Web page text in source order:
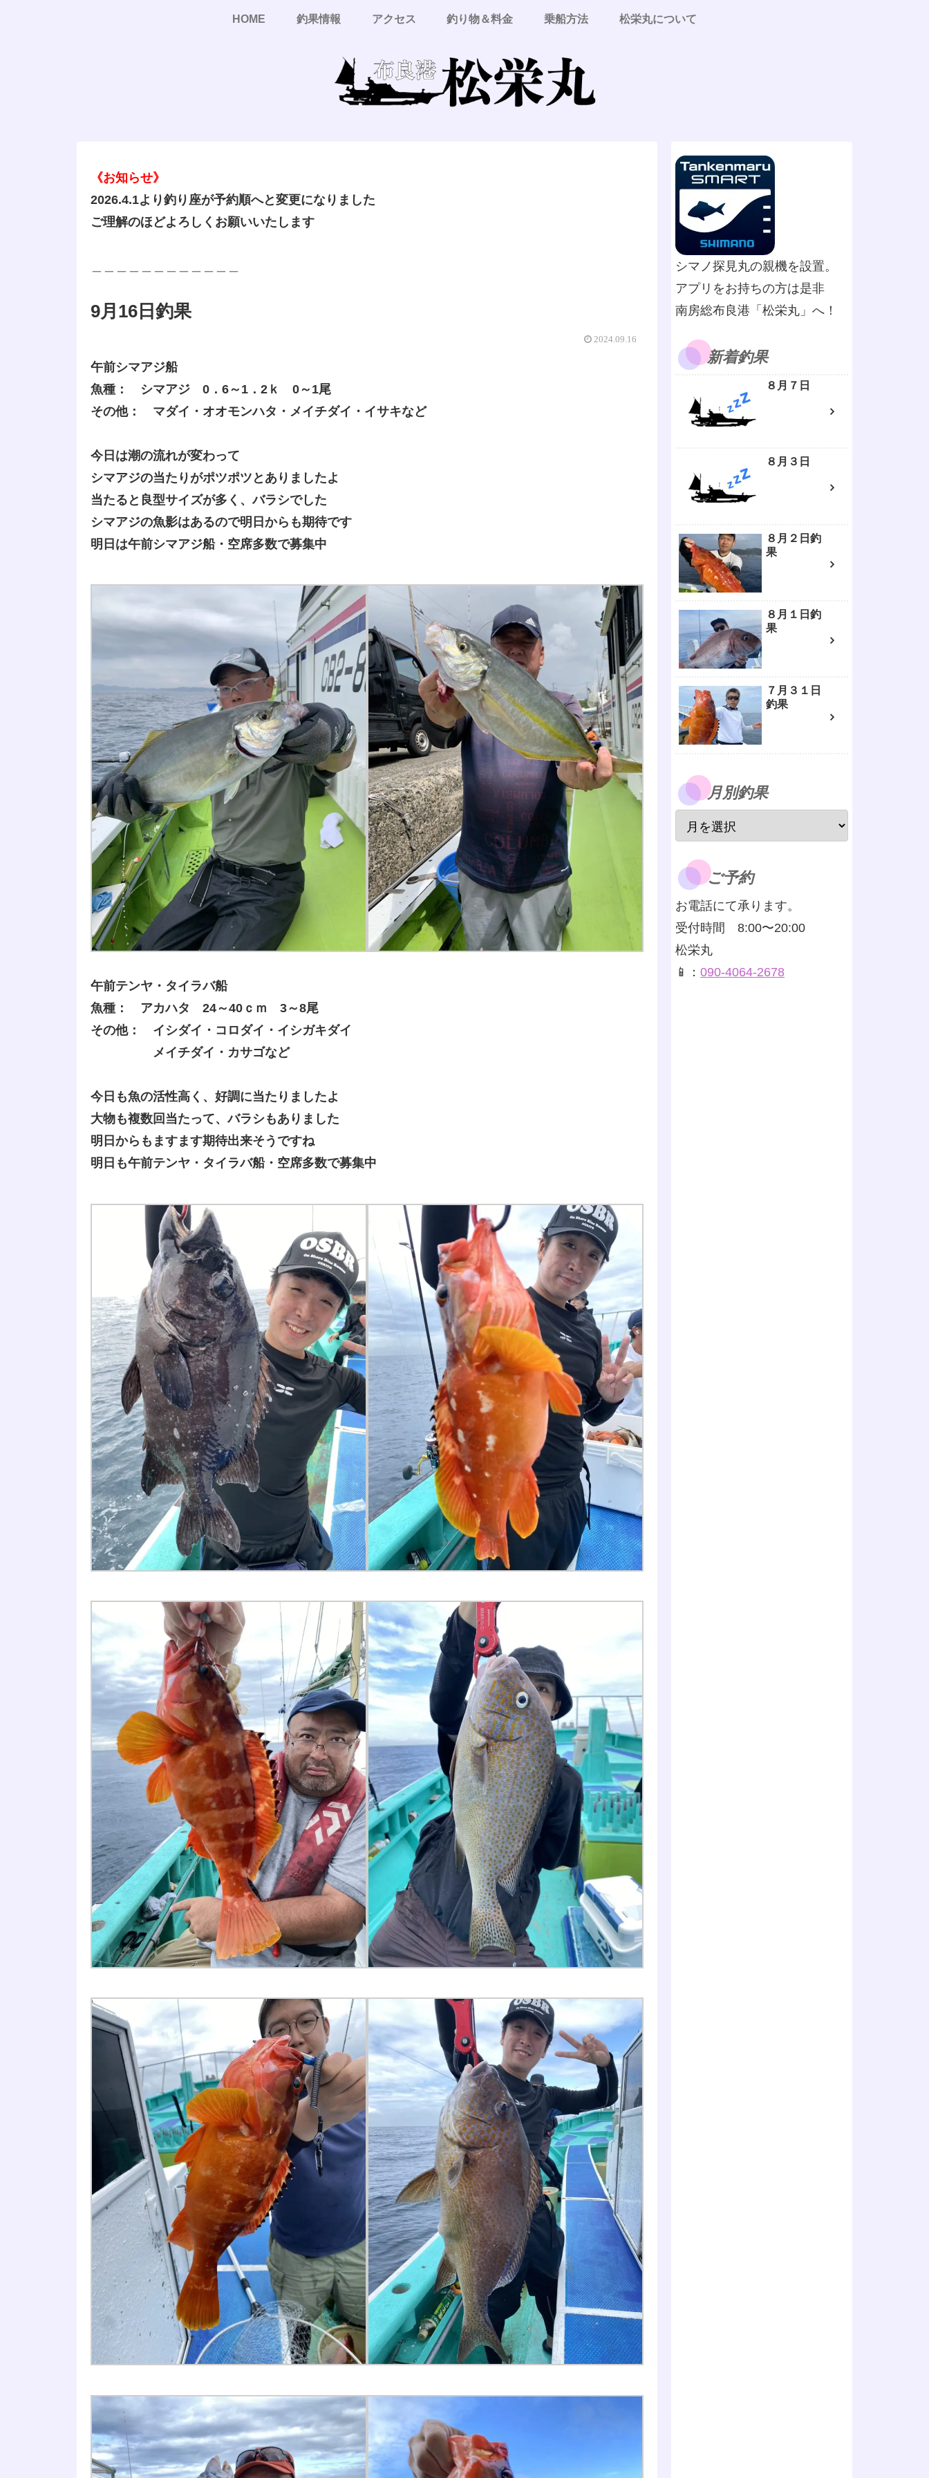
HOME 釣果情報 アクセス 釣り物＆料金 乗船方法 松栄丸について
《お知らせ》
2026.4.1より釣り座が予約順へと変更になりました
ご理解のほどよろしくお願いいたします
9月16日釣果
2024.09.16
午前シマアジ船
魚種： シマアジ 0．6～1．2ｋ 0～1尾
その他： マダイ・オオモンハタ・メイチダイ・イサキなど
今日は潮の流れが変わって
シマアジの当たりがポツポツとありましたよ
当たると良型サイズが多く、バラシでした
シマアジの魚影はあるので明日からも期待です
明日は午前シマアジ船・空席多数で募集中
午前テンヤ・タイラバ船
魚種： アカハタ 24～40ｃｍ 3～8尾
その他： イシダイ・コロダイ・イシガキダイ
メイチダイ・カサゴなど
今日も魚の活性高く、好調に当たりましたよ
大物も複数回当たって、バラシもありました
明日からもますます期待出来そうですね
明日も午前テンヤ・タイラバ船・空席多数で募集中
シマノ探見丸の親機を設置。
アプリをお持ちの方は是非
南房総布良港「松栄丸」へ！
新着釣果
８月７日
８月３日
８月２日釣
果
８月１日釣
果
７月３１日
釣果
月別釣果
ご予約
お電話にて承ります。
受付時間 8:00〜20:00
松栄丸
📱： 090-4064-2678